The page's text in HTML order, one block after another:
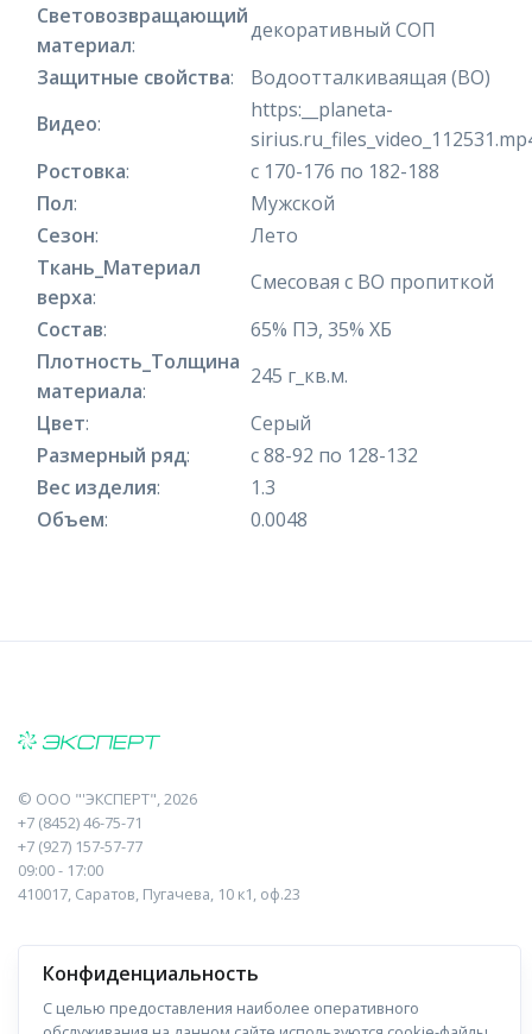
Световозвращающий
материал:
декоративный СОП
Защитные свойства:
Водоотталкиваящая (ВО)
Видео:
https:__planeta-
Ростовка:
с 170-176 по 182-188
Пол:
Мужской
Сезон:
Лето
Ткань_Материал
верха:
Смесовая с ВО пропиткой
Состав:
65% ПЭ, 35% ХБ
Плотность_Толщина
материала:
245 г_кв.м.
Цвет:
Серый
Размерный ряд:
с 88-92 по 128-132
Вес изделия:
1.3
Объем: 0.0048
© ООО "'ЭКСПЕРТ", 2026
+7 (8452) 46-75-71
+7 (927) 157-57-77
09:00 - 17:00
410017, Саратов, Пугачева, 10 к1, оф.23
Прайс-лист О компании
Конфиденциальность
С целью предоставления наиболее оперативного